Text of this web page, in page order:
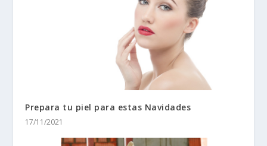
Prepara tu piel para estas Navidades
17/11/2021